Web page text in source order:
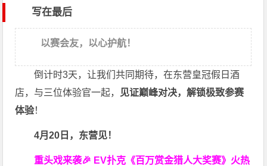
写在最后
以赛会友，以心护航！
倒计时3天，让我们共同期待，在东营皇冠假日酒
店，与三位体验官一起， 见证巅峰对决，解锁极致参赛
体验！
4月20日，东营见！
重头戏来袭🎉 EV扑克 《百万赏金猎人大奖赛》 火热